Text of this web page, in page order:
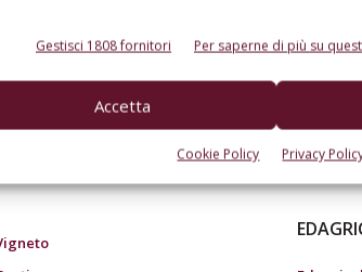
Gestisci 1808 fornitori Per saperne di più su
Accetta
Cookie Policy Privacy
dell’agricoltura